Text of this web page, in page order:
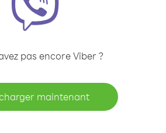
pas encore Viber ?
maintenant